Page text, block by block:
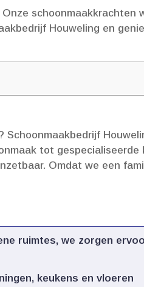
schoonmaakkrachten
Houweling en
Schoonmaakbedrijf
tot gespecialiseerde
Omdat we een
ruimtes, we zorgen
keukens en vloeren